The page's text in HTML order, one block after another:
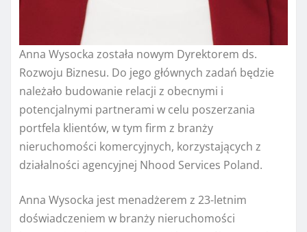
Anna Wysocka została nowym Dyrektorem ds.
Rozwoju Biznesu. Do jego głównych zadań będzie
należało budowanie relacji z obecnymi i
potencjalnymi partnerami w celu poszerzania
portfela klientów, w tym firm z branży
nieruchomości komercyjnych, korzystających z
działalności agencyjnej Nhood Services Poland.
Anna Wysocka jest menadżerem z 23-letnim
doświadczeniem w branży nieruchomości